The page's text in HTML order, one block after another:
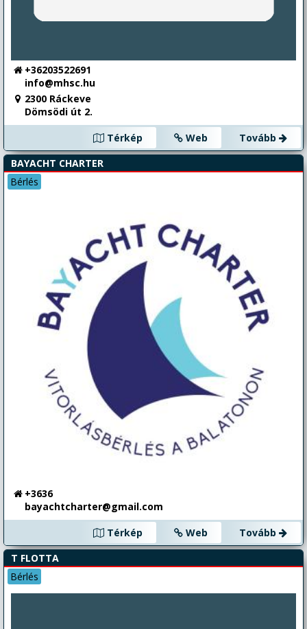
+36203522691
info@mhsc.hu
2300 Ráckeve
Dömsödi út 2.
Térkép
Web
Tovább
BAYACHT CHARTER
Bérlés
+3636
bayachtcharter@gmail.com
Térkép
Web
Tovább
T FLOTTA
Bérlés